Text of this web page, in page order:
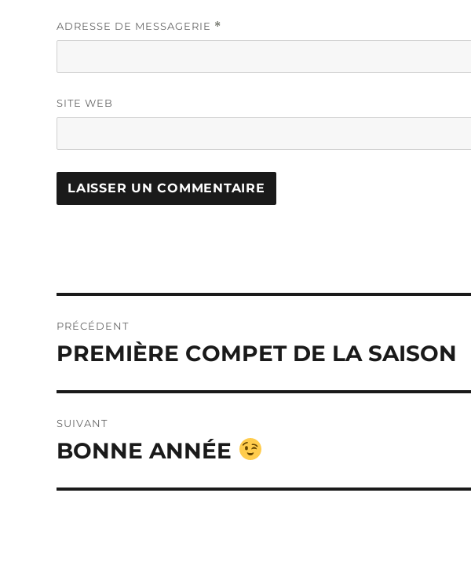
ADRESSE DE MESSAGERIE *
SITE WEB
de
PRÉCÉDENT
Publication
PREMIÈRE COMPET DE LA SAISON
SUIVANT
Publication
BONNE ANNÉE